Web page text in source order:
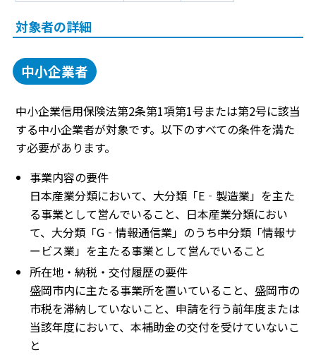
対象者の詳細
中小企業者
中小企業信用保険法第2条第1項第1号または第2号に該当
する中小企業者が対象です。以下のすべての条件を満た
す必要があります。
事業内容の要件
日本産業分類において、大分類「E‐製造業」を主た
る事業として営んでいること、日本産業分類におい
て、大分類「G‐情報通信業」のうち中分類「情報サ
ービス業」を主たる事業として営んでいること
所在地・納税・交付履歴の要件
盛岡市内に主たる事業所を置いていること、盛岡市の
市税を滞納していないこと、申請を行う前年度または
当該年度において、本補助金の交付を受けていないこ
と